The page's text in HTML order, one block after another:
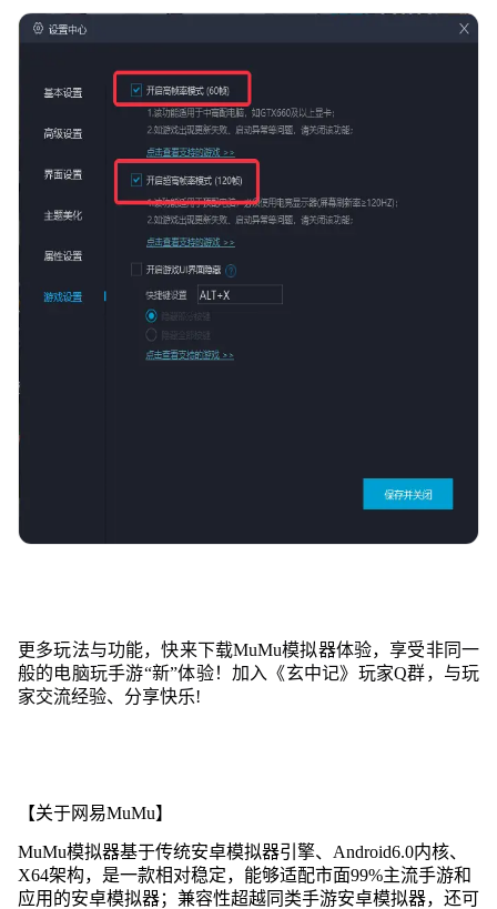
更多玩法与功能，快来下载MuMu模拟器体验，享受非同一
般的电脑玩手游“新”体验！加入《玄中记》玩家Q群，与玩
家交流经验、分享快乐!
【关于网易MuMu】
MuMu模拟器基于传统安卓模拟器引擎、Android6.0内核、
X64架构，是一款相对稳定，能够适配市面99%主流手游和
应用的安卓模拟器；兼容性超越同类手游安卓模拟器，还可